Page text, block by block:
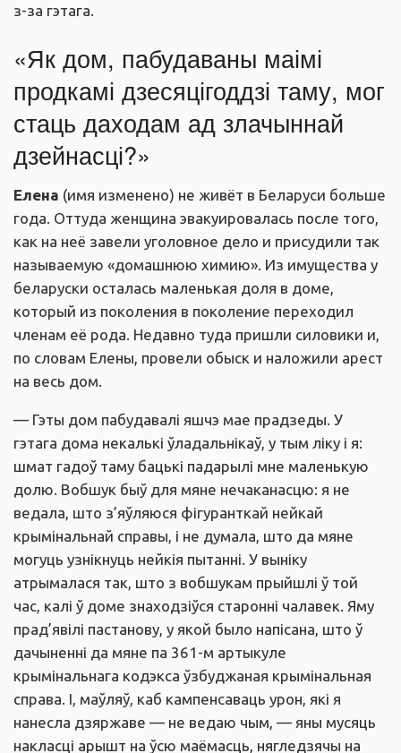
з-за гэтага.
«Як дом, пабудаваны маімі
продкамі дзесяцігоддзі таму, мог
стаць даходам ад злачыннай
дзейнасці?»
Елена (имя изменено) не живёт в Беларуси больше
года. Оттуда женщина эвакуировалась после того,
как на неё завели уголовное дело и присудили так
называемую «домашнюю химию». Из имущества у
беларуски осталась маленькая доля в доме,
который из поколения в поколение переходил
членам её рода. Недавно туда пришли силовики и,
по словам Елены, провели обыск и наложили арест
на весь дом.
— Гэты дом пабудавалі яшчэ мае прадзеды. У
гэтага дома некалькі ўладальнікаў, у тым ліку і я:
шмат гадоў таму бацькі падарылі мне маленькую
долю. Вобшук быў для мяне нечаканасцю: я не
ведала, што з’яўляюся фігуранткай нейкай
крымінальнай справы, і не думала, што да мяне
могуць узнікнуць нейкія пытанні. У выніку
атрымалася так, што з вобшукам прыйшлі ў той
час, калі ў доме знаходзіўся старонні чалавек. Яму
прад’явілі пастанову, у якой было напісана, што ў
дачыненні да мяне па 361-м артыкуле
крымінальнага кодэкса ўзбуджаная крымінальная
справа. І, маўляў, каб кампенсаваць урон, які я
нанесла дзяржаве — не ведаю чым, — яны мусяць
накласці арышт на ўсю маёмасць, нягледзячы на